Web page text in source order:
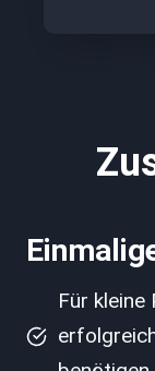
Für